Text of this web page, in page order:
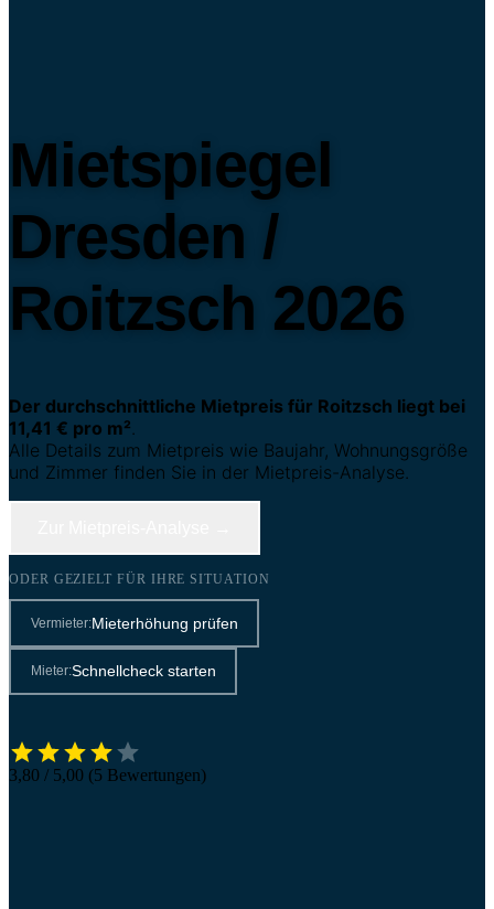
Mietspiegel
Dresden /
Roitzsch 2026
Der durchschnittliche Mietpreis für Roitzsch liegt bei
11,41 € pro m².
Alle Details zum Mietpreis wie Baujahr, Wohnungsgröße
und Zimmer finden Sie in der Mietpreis-Analyse.
ODER GEZIELT FÜR IHRE SITUATION
Vermieter:Mieterhöhung prüfen
Mieter:Schnellcheck starten
3,80 / 5,00 (5 Bewertungen)